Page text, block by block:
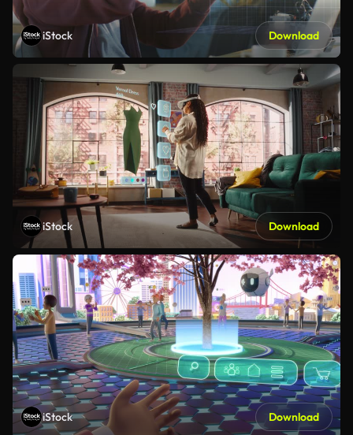
iStock Download
iStock Download
iStock Download